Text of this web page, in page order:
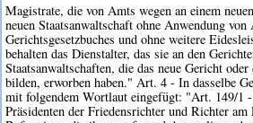
Magistrate, die von Amts wegen an einem
neuen Staatsanwaltschaft ohne Anwendung
Gerichtsgesetzbuches und ohne weitere
behalten das Dienstalter, das sie an den
Staatsanwaltschaften, die das neue Gericht
bilden, erworben haben." Art. 4 - In dasselbe
mit folgendem Wortlaut eingefügt: "Art. 149/1
Präsidenten der Friedensrichter und Richter